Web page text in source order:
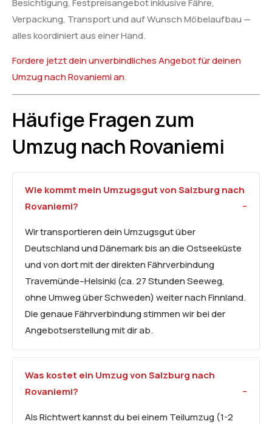
Besichtigung, Festpreisangebot inklusive Fähre,
Verpackung, Transport und auf Wunsch Möbelaufbau —
alles koordiniert aus einer Hand.
Fordere jetzt dein unverbindliches Angebot für deinen
Umzug nach Rovaniemi an.
Häufige Fragen zum
Umzug nach Rovaniemi
Wie kommt mein Umzugsgut von Salzburg nach
Rovaniemi?
Wir transportieren dein Umzugsgut über
Deutschland und Dänemark bis an die Ostseeküste
und von dort mit der direkten Fährverbindung
Travemünde–Helsinki (ca. 27 Stunden Seeweg,
ohne Umweg über Schweden) weiter nach Finnland.
Die genaue Fährverbindung stimmen wir bei der
Angebotserstellung mit dir ab.
Was kostet ein Umzug von Salzburg nach
Rovaniemi?
Als Richtwert kannst du bei einem Teilumzug (1-2